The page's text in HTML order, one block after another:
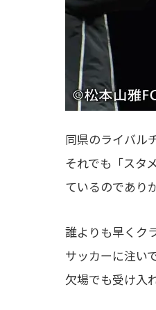
同県のライバル
それでも「スタ
ているのであり
誰よりも早くク
サッカーに注い
欠場でも受け入